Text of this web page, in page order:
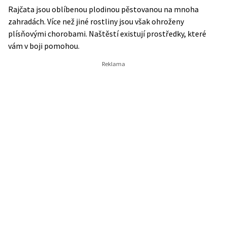
Rajčata jsou oblíbenou plodinou pěstovanou na mnoha
zahradách. Více než jiné rostliny jsou však ohroženy
plísňovými chorobami. Naštěstí existují prostředky, které
vám v boji pomohou.